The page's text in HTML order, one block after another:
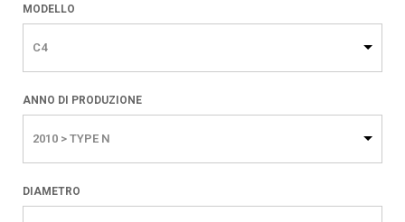
MODELLO
C4
ANNO DI PRODUZIONE
2010 > TYPE N
DIAMETRO